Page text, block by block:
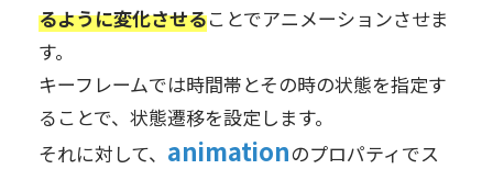
るように変化させることでアニメーションさせま
す。
キーフレームでは時間帯とその時の状態を指定す
ることで、状態遷移を設定します。
それに対して、 animationのプロパティでス